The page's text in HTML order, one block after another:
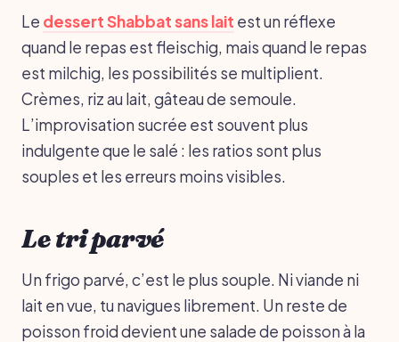
Le dessert Shabbat sans lait est un réflexe
quand le repas est fleischig, mais quand le repas
est milchig, les possibilités se multiplient.
Crèmes, riz au lait, gâteau de semoule.
L’improvisation sucrée est souvent plus
indulgente que le salé : les ratios sont plus
souples et les erreurs moins visibles.
Le tri parvé
Un frigo parvé, c’est le plus souple. Ni viande ni
lait en vue, tu navigues librement. Un reste de
poisson froid devient une salade de poisson à la